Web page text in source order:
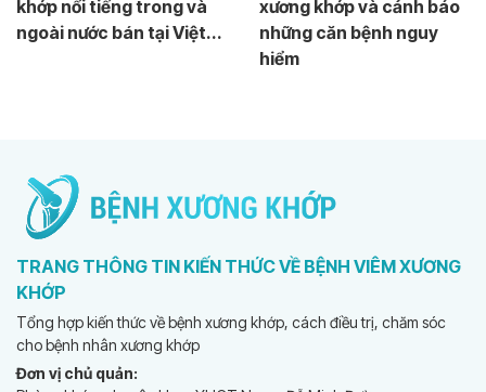
khớp nổi tiếng trong và
ngoài nước bán tại Việt...
xương khớp và cảnh báo
những căn bệnh nguy
hiểm
TRANG THÔNG TIN KIẾN THỨC VỀ BỆNH VIÊM XƯƠNG
KHỚP
Tổng hợp kiến thức về bệnh xương khớp, cách điều trị, chăm sóc
cho bệnh nhân xương khớp
Đơn vị chủ quản: